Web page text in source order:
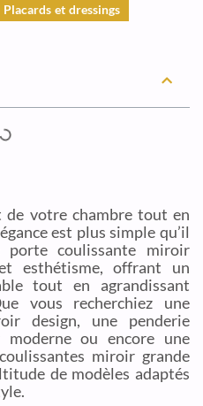
Placards et dressings
de votre chambre tout en
est plus simple qu’il
porte coulissante miroir
esthétisme, offrant un
tout en agrandissant
vous recherchiez une
design, une penderie
ou encore une
miroir grande
de modèles adaptés